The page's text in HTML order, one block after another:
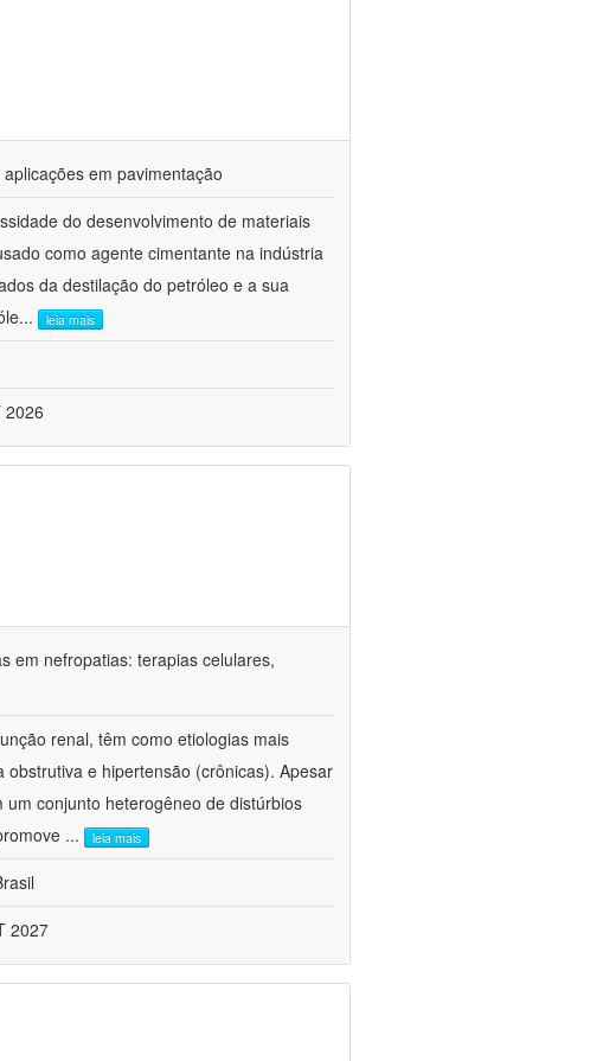
em pavimentação
do desenvolvimento de materiais
como agente cimentante na indústria
da destilação do petróleo e a sua
... leia mais
2026
em nefropatias: terapias celulares,
renal, têm como etiologias mais
e hipertensão (crônicas). Apesar
conjunto heterogêneo de distúrbios
... leia mais
2027